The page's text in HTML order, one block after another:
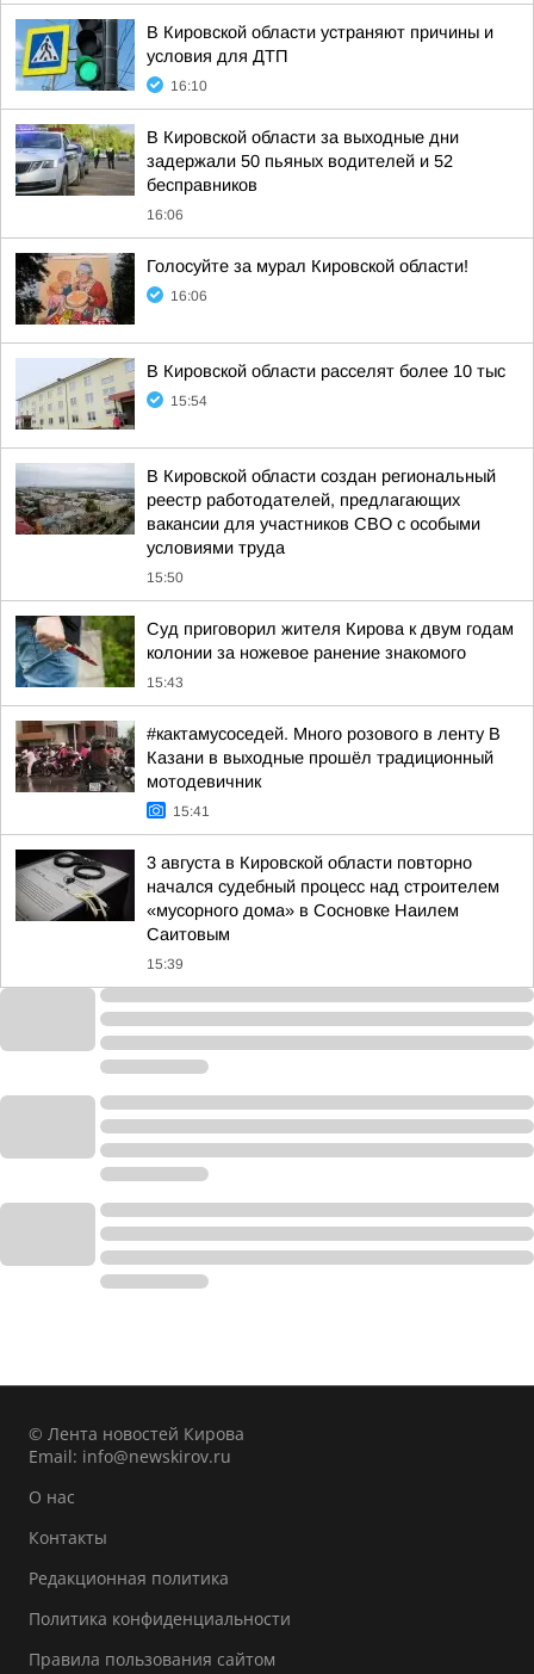
В Кировской области устраняют причины и
условия для ДТП
16:10
В Кировской области за выходные дни
задержали 50 пьяных водителей и 52
бесправников
16:06
Голосуйте за мурал Кировской области!
16:06
В Кировской области расселят более 10 тыс
15:54
В Кировской области создан региональный
реестр работодателей, предлагающих
вакансии для участников СВО с особыми
условиями труда
15:50
Суд приговорил жителя Кирова к двум годам
колонии за ножевое ранение знакомого
15:43
#кактамусоседей. Много розового в ленту В
Казани в выходные прошёл традиционный
мотодевичник
15:41
3 августа в Кировской области повторно
начался судебный процесс над строителем
«мусорного дома» в Сосновке Наилем
Саитовым
15:39
© Лента новостей Кирова
Email: info@newskirov.ru
О нас
Контакты
Редакционная политика
Политика конфиденциальности
Правила пользования сайтом